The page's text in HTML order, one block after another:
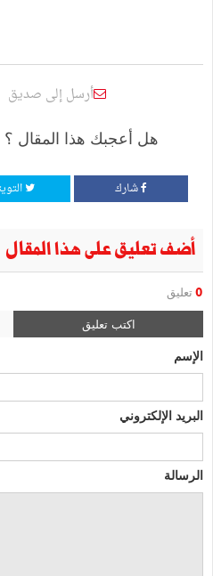
أرسل إلى صديق
هل أعجبك هذا المقال
شارك
أضف تعليق على هذا المقال
0 تعليق
اكتب تعليق
الإسم
البريد الإلكتروني
الرسالة